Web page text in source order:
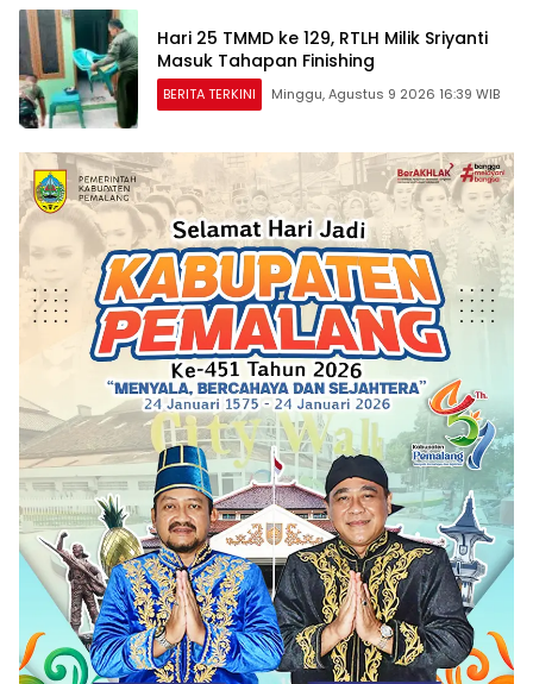
Hari 25 TMMD ke 129, RTLH Milik Sriyanti
Masuk Tahapan Finishing
BERITA TERKINI Minggu, Agustus 9 2026 16:39 WIB